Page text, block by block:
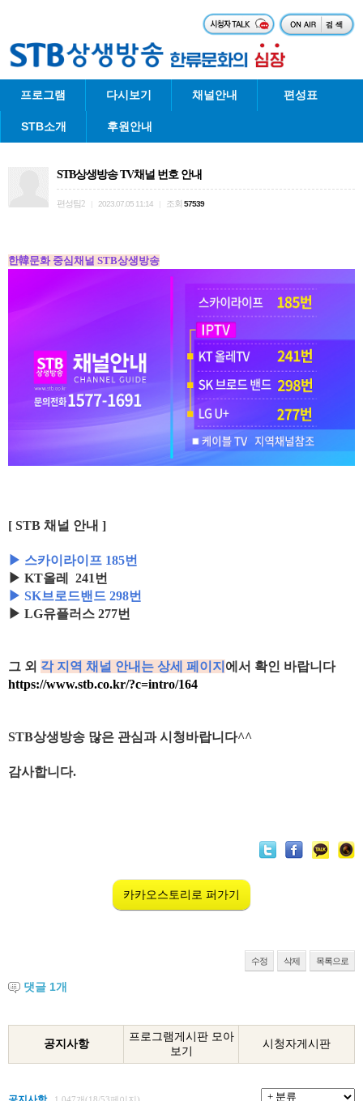
프로그램 다시보기 채널안내 편성표
STB소개 후원안내
STB상생방송 TV채널 번호 안내
편성팀2 2023.07.05 11:14 조회 57539
한韓문화 중심채널 STB상생방송
[ STB 채널 안내 ]
▶ 스카이라이프 185번
▶ KT올레 241번
▶ SK브로드밴드 298번
▶ LG유플러스 277번
그 외 각 지역 채널 안내는 상세 페이지 에서 확인 바랍니다
https://www.stb.co.kr/?c=intro/164
STB상생방송 많은 관심과 시청바랍니다^^
감사합니다.
카카오스토리로 퍼가기
수정 삭제 목록으로
댓글 1개
공지사항
프로그램게시판 모아
보기
시청자게시판